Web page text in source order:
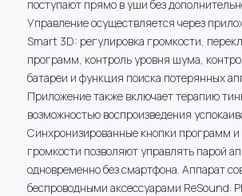
поступают прямо в уши без
Управление осуществляется через
Smart 3D: регулировка громкости,
программ, контроль уровня шума,
батареи и функция поиска потерянных
Приложение также включает терапию
возможностью воспроизведения
Синхронизированные кнопки программ и
громкости позволяют управлять парой
одновременно без смартфона. Аппарат
беспроводными аксессуарами ReSound: